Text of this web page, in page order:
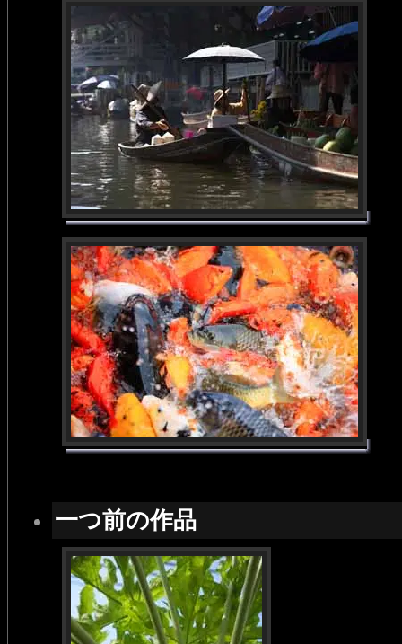
一つ前の作品